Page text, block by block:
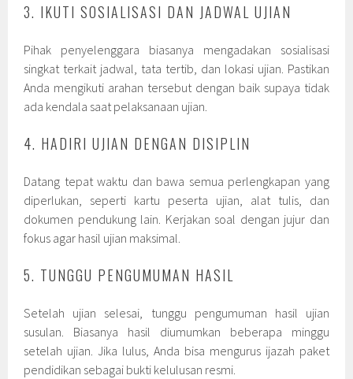
3. IKUTI SOSIALISASI DAN JADWAL UJIAN
Pihak penyelenggara biasanya mengadakan sosialisasi
singkat terkait jadwal, tata tertib, dan lokasi ujian. Pastikan
Anda mengikuti arahan tersebut dengan baik supaya tidak
ada kendala saat pelaksanaan ujian.
4. HADIRI UJIAN DENGAN DISIPLIN
Datang tepat waktu dan bawa semua perlengkapan yang
diperlukan, seperti kartu peserta ujian, alat tulis, dan
dokumen pendukung lain. Kerjakan soal dengan jujur dan
fokus agar hasil ujian maksimal.
5. TUNGGU PENGUMUMAN HASIL
Setelah ujian selesai, tunggu pengumuman hasil ujian
susulan. Biasanya hasil diumumkan beberapa minggu
setelah ujian. Jika lulus, Anda bisa mengurus ijazah paket
pendidikan sebagai bukti kelulusan resmi.